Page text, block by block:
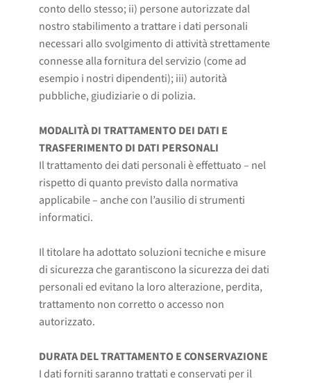
conto dello stesso; ii) persone autorizzate dal
nostro stabilimento a trattare i dati personali
necessari allo svolgimento di attività strettamente
connesse alla fornitura del servizio (come ad
esempio i nostri dipendenti); iii) autorità
pubbliche, giudiziarie o di polizia.
MODALITÀ DI TRATTAMENTO DEI DATI E
TRASFERIMENTO DI DATI PERSONALI
Il trattamento dei dati personali è effettuato – nel
rispetto di quanto previsto dalla normativa
applicabile – anche con l’ausilio di strumenti
informatici.
Il titolare ha adottato soluzioni tecniche e misure
di sicurezza che garantiscono la sicurezza dei dati
personali ed evitano la loro alterazione, perdita,
trattamento non corretto o accesso non
autorizzato.
DURATA DEL TRATTAMENTO E CONSERVAZIONE
I dati forniti saranno trattati e conservati per il